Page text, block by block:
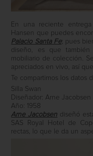
En una reciente
Hansen que puedes
Palacio Santa Fe; pues
diseño, es que
mobiliario de colección.
apreciados en vivo, así
Te compartimos los datos
Silla Swan
Diseñador: Arne Jacobsen
Año: 1958
Arne Jacobsen diseñó
SAS Royal Hotel de
rectas, lo que le da un